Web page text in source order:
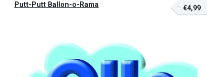
Putt-Putt Ballon-o-Rama €4,99